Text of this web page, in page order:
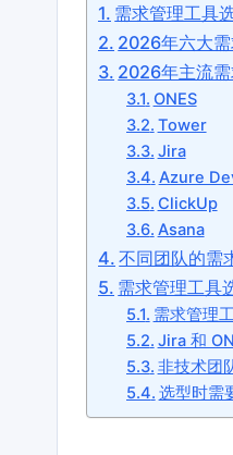
需求管理工具
2026年六大
2026年主流
ONES
Tower
Jira
Azure
ClickUp
Asana
不同团队的需
需求管理工具
需求管理
Jira 和
非技术团
选型时需